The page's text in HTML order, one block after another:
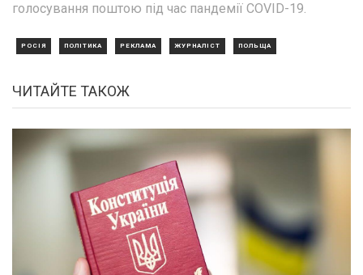
голосування поштою під час пандемії COVID-19.
РОСІЯ ПОЛІТИКА РЕКЛАМА ЖУРНАЛІСТ ПОЛЬЩА
ЧИТАЙТЕ ТАКОЖ